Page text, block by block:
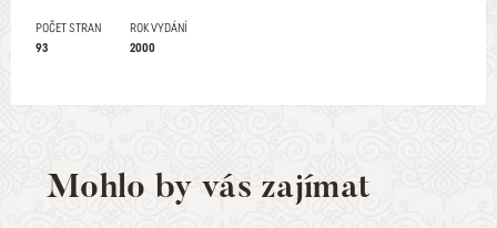
POČET STRAN
93
ROK VYDÁNÍ
2000
Mohlo by vás zajímat